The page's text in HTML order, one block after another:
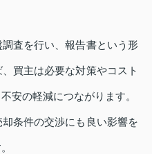
査を行い、報告書という形
買主は必要な対策やコスト
安の軽減につながります。
条件の交渉にも良い影響を